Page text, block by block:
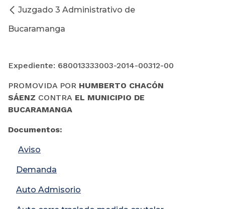
Juzgado 3 Administrativo de
Bucaramanga
Expediente: 680013333003-2014-00312-00
PROMOVIDA POR ​HUMBERTO CHACÓN
SÁENZ CONTRA EL MUNICIPIO DE
BUCARAMANGA
Documentos:
Aviso
Demanda
Auto Admisorio